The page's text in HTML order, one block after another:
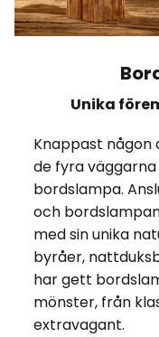
Unika
Knappast någon
de fyra
bordslampa.
och
med sin unika
byråer,
har gett
mönster, från
extravagant.